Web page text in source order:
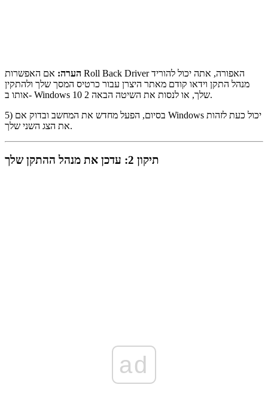
הערה: אם האפשרות Roll Back Driver האפורה, אתה יכול להוריד
מנהל התקן וידאו קודם מאתר היצרן עבור כרטיס המסך שלך ולהתקין
אותו ב- Windows 10 שלך, או לנסות את השיטה הבאה 2.
5) בסיום, הפעל מחדש את המחשב ובדוק אם Windows יכול כעת לזהות
את הצג השני שלך.
תיקון 2: עדכן את מנהל ההתקן שלך
ad